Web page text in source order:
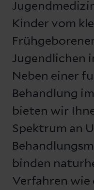
Kinder vom
Jugendlichen
Neben einer
Behandlung
bieten wir
Spektrum an
binden
Verfahren